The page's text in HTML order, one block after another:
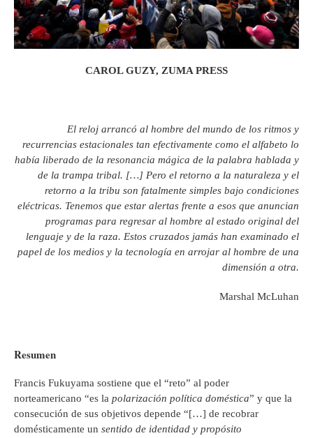
CAROL GUZY, ZUMA PRESS
El reloj arrancó al hombre del mundo de los ritmos y
recurrencias estacionales tan efectivamente como el alfabeto lo
había liberado de la resonancia mágica de la palabra hablada y
de la trampa tribal. […] Pero el retorno a la naturaleza y el
retorno a la tribu son fatalmente simples bajo condiciones
eléctricas. Tenemos que estar alertas frente a esos que anuncian
programas para regresar al hombre al estado original del
lenguaje y de la raza. Estos cruzados jamás han examinado el
papel de los medios y la tecnología en arrojar al hombre de una
dimensión a otra.
Marshal McLuhan
Resumen
Francis Fukuyama sostiene que el “reto” al poder
norteamericano “es la polarización política doméstica” y que la
consecución de sus objetivos depende “[…] de recobrar
domésticamente un sentido de identidad y propósito